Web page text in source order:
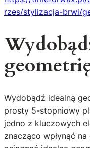
rzes/stylizacja-brwi/
Wydobądź idealną
prosty 5-stopniowy
jedno z kluczowych
znacząco wpłynąć